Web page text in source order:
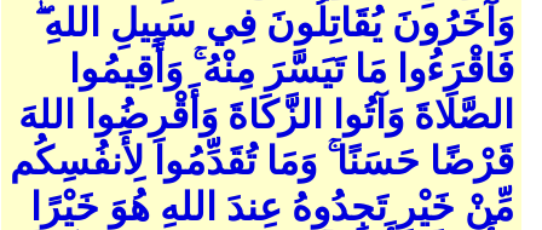
وَآخَرُونَ يُقَاتِلُونَ فِي سَبِيلِ اللهِ ۖ
فَاقْرَءُوا مَا تَيَسَّرَ مِنْهُ ۚ وَأَقِيمُوا
الصَّلَاةَ وَآتُوا الزَّكَاةَ وَأَقْرِضُوا اللهَ
قَرْضًا حَسَنًا ۚ وَمَا تُقَدِّمُوا لِأَنفُسِكُم
مِّنْ خَيْرٍ تَجِدُوهُ عِندَ اللهِ هُوَ خَيْرًا